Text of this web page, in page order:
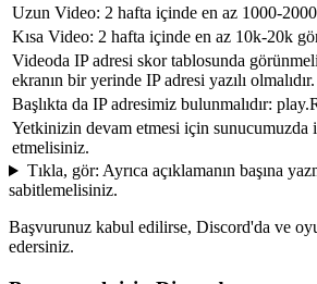
Uzun Video: 2 hafta içinde en az 1000-
Kısa Video: 2 hafta içinde en az 10k-20k
Videoda IP adresi skor tablosunda
ekranın bir yerinde IP adresi yazılı olmalıdır.
Başlıkta da IP adresimiz bulunmalıdır:
Yetkinizin devam etmesi için sunucumuzda
etmelisiniz.
Tıkla, gör: Ayrıca açıklamanın başına
sabitlemelisiniz.
Başvurunuz kabul edilirse, Discord'da ve
edersiniz.